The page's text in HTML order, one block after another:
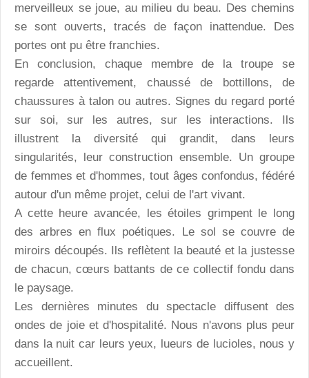
merveilleux se joue, au milieu du beau. Des chemins
se sont ouverts, tracés de façon inattendue. Des
portes ont pu être franchies.
En conclusion, chaque membre de la troupe se
regarde attentivement, chaussé de bottillons, de
chaussures à talon ou autres. Signes du regard porté
sur soi, sur les autres, sur les interactions. Ils
illustrent la diversité qui grandit, dans leurs
singularités, leur construction ensemble. Un groupe
de femmes et d'hommes, tout âges confondus, fédéré
autour d'un même projet, celui de l'art vivant.
A cette heure avancée, les étoiles grimpent le long
des arbres en flux poétiques. Le sol se couvre de
miroirs découpés. Ils reflètent la beauté et la justesse
de chacun, cœurs battants de ce collectif fondu dans
le paysage.
Les dernières minutes du spectacle diffusent des
ondes de joie et d'hospitalité. Nous n'avons plus peur
dans la nuit car leurs yeux, lueurs de lucioles, nous y
accueillent.